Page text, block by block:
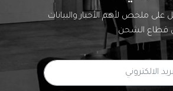
ملخص لأهم الأخبار والبيانات
قطاع الشحن